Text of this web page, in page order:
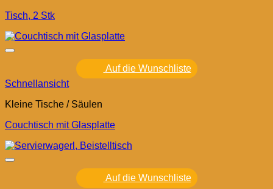
Tisch, 2 Stk
Auf die Wunschliste
Schnellansicht
Kleine Tische / Säulen
Couchtisch mit Glasplatte
Auf die Wunschliste